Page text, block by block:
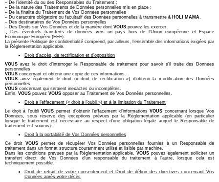
– De l’identité du ou des Responsables du Traitement ;
– De la nature des Traitements de Données personnelles mis en place ;
– De la finalité du Traitement de Vos Données personnelles
– Du caractère obligatoire ou facultatif des Données personnelles à transmettre à HOLI MAMA
– Des destinataires de Vos Données personnelles
– Des Droits sur Vos Données et de la manière dont VOUS pouvez les exercer
– Des éventuels transferts de données vers un pays hors de l’Union européenne et Espace
Économique Européen (EEE).
La présente Politique de confidentialité comprend, par ailleurs, l’ensemble des informations exigées par
la Réglementation applicable.
Droit d’accès, de rectification et d’opposition
VOUS avez le droit d’interroger le Responsable de traitement pour savoir s’il traite des Données
personnelles
VOUS concernant et obtenir une copie de ces informations.
VOUS avez également le droit (« droit de rectification ») d’obtenir la modification des Données
personnelles
VOUS concernant qui seraient inexactes ou incomplètes.
Enfin, VOUS pouvez VOUS opposer au Traitement de Vos Données personnelles.
Droit à l’effacement (« droit à l’oubli ») et à la limitation du Traitement
Le droit à l’oubliVOUS permet d’obtenir l’effacement d’informationsVOUS concernant lorsque Vos
Données, sous réserve des exceptions prévues par la Règlementation applicable (en particulier
lorsque le traitement est nécessaire au respect d’une obligation légale auquel le Responsable de
traitement est soumis).
Droit à la portabilité de Vos Données personnelles
Ce droit VOUSpermet de récupérer Vos Données personnelles fournies à un Responsable de
traitement dans un format structuré couramment utilisé et lisible par machine.
Dans les conditions prévues par la Règlementation applicable,VOUS pouvez également solliciter un
transfert direct de Vos Données d’un responsable du traitement à l’autre, lorsque cela est
techniquement possible.
Droit de retrait de votre consentement et Droit de définir des directives concernant Vos
Données après votre décès